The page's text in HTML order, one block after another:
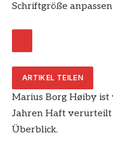
Schriftgröße
ARTIKEL TEILEN
Marius Borg Høiby
Jahren Haft
Überblick.